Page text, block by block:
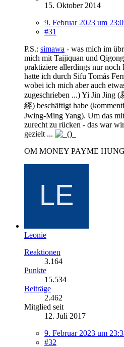
15. Oktober 2014
9. Februar 2023 um
#31
P.S.: simawa - was mich im
mich mit Taijiquan und
praktiziere allerdings nur
hatte ich durch Sifu Tomás
wobei ich mich aber auch
zugeschrieben ...) Yi Jin Jing
經) beschäftigt habe
Jwing-Ming Yang). Um das
zurecht zu rücken - das war
gezielt ...
OM MONEY PAYME HUNG
Leonie
Reaktionen
3.164
Punkte
15.534
Beiträge
2.462
Mitglied seit
12. Juli 2017
9. Februar 2023 um
#32